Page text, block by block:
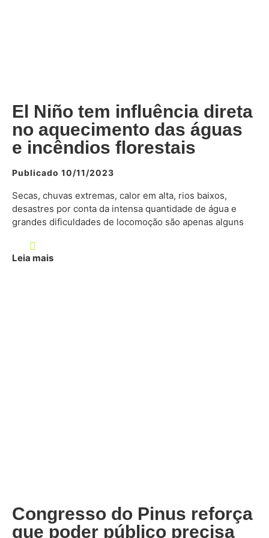
El Niño tem influência direta
no aquecimento das águas
e incêndios florestais
Publicado 10/11/2023
Secas, chuvas extremas, calor em alta, rios baixos,
desastres por conta da intensa quantidade de água e
grandes dificuldades de locomoção são apenas alguns
Leia mais
Congresso do Pinus reforça
que poder público precisa